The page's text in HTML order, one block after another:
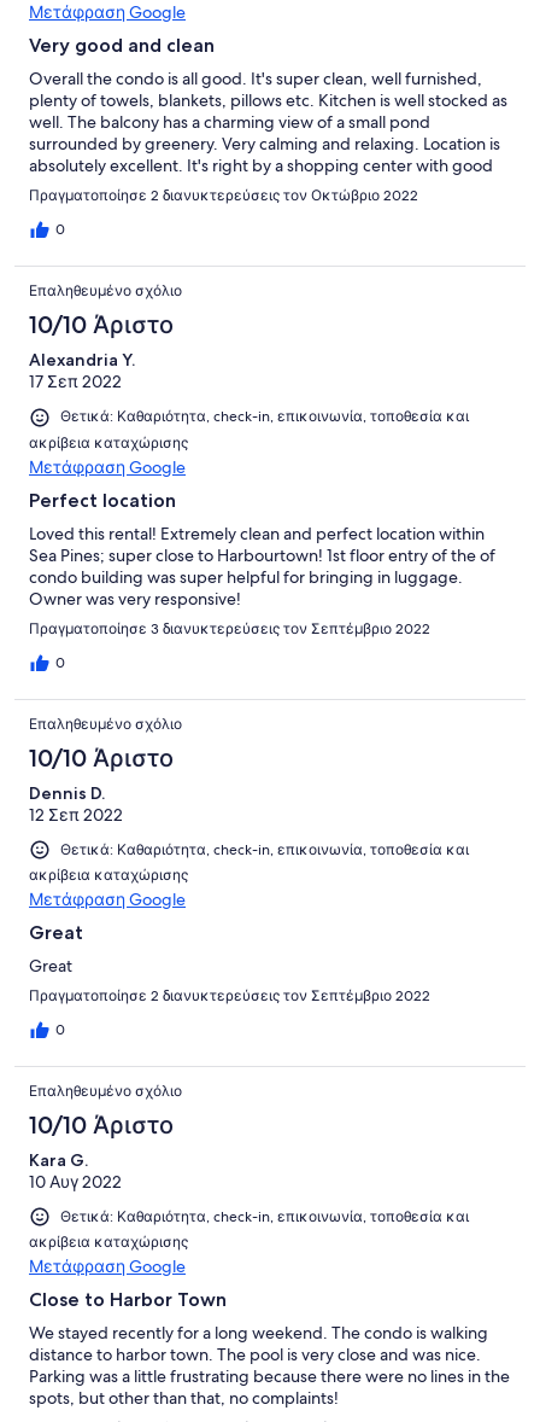
Μετάφραση Google
Very good and clean
Overall the condo is all good. It's super clean, well furnished,
plenty of towels, blankets, pillows etc. Kitchen is well stocked as
well. The balcony has a charming view of a small pond
surrounded by greenery. Very calming and relaxing. Location is
absolutely excellent. It's right by a shopping center with good
restaurants, bile rental, coffee shops etc. It's right by, but
separated by a patch of forest so it's not visible from the condos
at all. There is definitely privacy and a feel of being in a forest.
One thing to note is that the unit does have a noticeable smell of
"moisture" , but again, it's not a surprise and quite common in
the low country. We had an excellent stay, and I'd highly
recommend it to others.
Πραγματοποίησε 2 διανυκτερεύσεις τον Οκτώβριο 2022
0
Επαληθευμένο σχόλιο
10/10 Άριστο
Alexandria Y.
17 Σεπ 2022
Θετικά: Καθαριότητα, check-in, επικοινωνία, τοποθεσία και
ακρίβεια καταχώρισης
Μετάφραση Google
Perfect location
Loved this rental! Extremely clean and perfect location within
Sea Pines; super close to Harbourtown! 1st floor entry of the of
condo building was super helpful for bringing in luggage.
Owner was very responsive!
Πραγματοποίησε 3 διανυκτερεύσεις τον Σεπτέμβριο 2022
0
Επαληθευμένο σχόλιο
10/10 Άριστο
Dennis D.
12 Σεπ 2022
Θετικά: Καθαριότητα, check-in, επικοινωνία, τοποθεσία και
ακρίβεια καταχώρισης
Μετάφραση Google
Great
Great
Πραγματοποίησε 2 διανυκτερεύσεις τον Σεπτέμβριο 2022
0
Επαληθευμένο σχόλιο
10/10 Άριστο
Kara G.
10 Αυγ 2022
Θετικά: Καθαριότητα, check-in, επικοινωνία, τοποθεσία και
ακρίβεια καταχώρισης
Μετάφραση Google
Close to Harbor Town
We stayed recently for a long weekend. The condo is walking
distance to harbor town. The pool is very close and was nice.
Parking was a little frustrating because there were no lines in the
spots, but other than that, no complaints!